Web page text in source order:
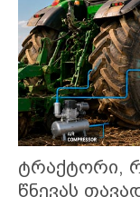
ტრაქტორი,
წნევას